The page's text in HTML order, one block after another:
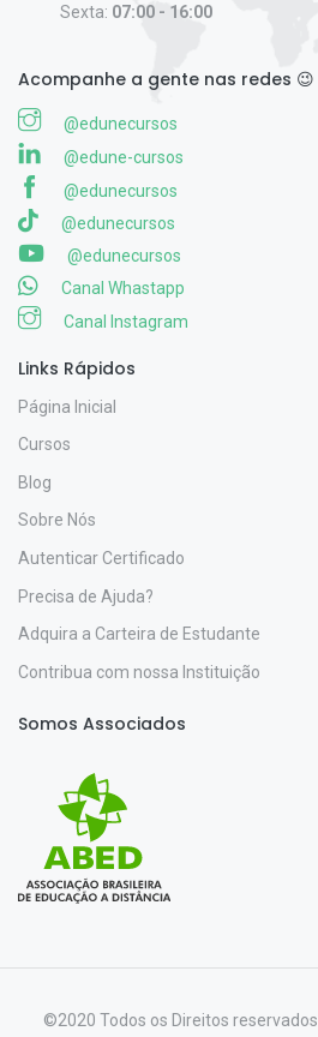
Sexta: 07:00 - 16:00
Acompanhe a gente nas redes 😉
@edunecursos
@edune-cursos
@edunecursos
@edunecursos
@edunecursos
Canal Whastapp
Canal Instagram
Links Rápidos
Página Inicial
Cursos
Blog
Sobre Nós
Autenticar Certificado
Precisa de Ajuda?
Adquira a Carteira de Estudante
Contribua com nossa Instituição
Somos Associados
©2020 Todos os Direitos reservados